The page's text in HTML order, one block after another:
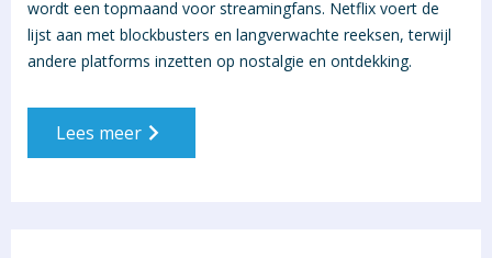
wordt een topmaand voor streamingfans. Netflix voert de
lijst aan met blockbusters en langverwachte reeksen, terwijl
andere platforms inzetten op nostalgie en ontdekking.
Lees meer